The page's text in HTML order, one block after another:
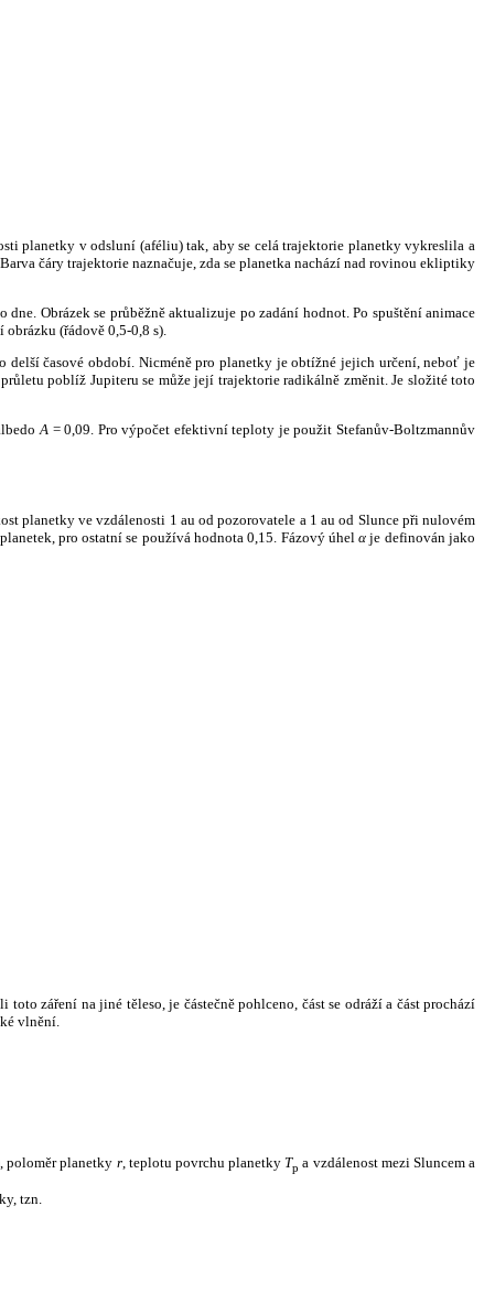
planetky v odsluní (aféliu) tak, aby se celá trajektorie planetky vykreslila a
čáry trajektorie naznačuje, zda se planetka nachází nad rovinou ekliptiky
Obrázek se průběžně aktualizuje po zadání hodnot. Po spuštění animace
(řádově 0,5-0,8 s).
delší časové období. Nicméně pro planetky je obtížné jejich určení, neboť je
poblíž Jupiteru se může její trajektorie radikálně změnit. Je složité toto
A = 0,09. Pro výpočet efektivní teploty je použit Stefanův-Boltzmannův
planetky ve vzdálenosti 1 au od pozorovatele a 1 au od Slunce při nulovém
pro ostatní se používá hodnota 0,15. Fázový úhelα je definován jako
záření na jiné těleso, je částečně pohlceno, část se odráží a část prochází
vlnění.
poloměr planetky r, teplotu povrchu planetky Tp a vzdálenost mezi Sluncem a
tzn.